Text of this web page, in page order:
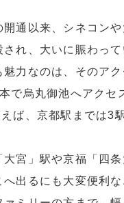
通以来、シネコン
れ、大いに賑わって
力なのは、そのアク
で烏丸御池へアクセ
ば、京都駅までは3
大宮」駅や京福「四
へ出るにも大変便利な